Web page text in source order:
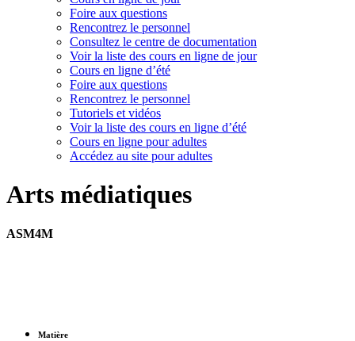
Foire aux questions
Rencontrez le personnel
Consultez le centre de documentation
Voir la liste des cours en ligne de jour
Cours en ligne d’été
Foire aux questions
Rencontrez le personnel
Tutoriels et vidéos
Voir la liste des cours en ligne d’été
Cours en ligne pour adultes
Accédez au site pour adultes
Arts médiatiques
ASM4M
Matière